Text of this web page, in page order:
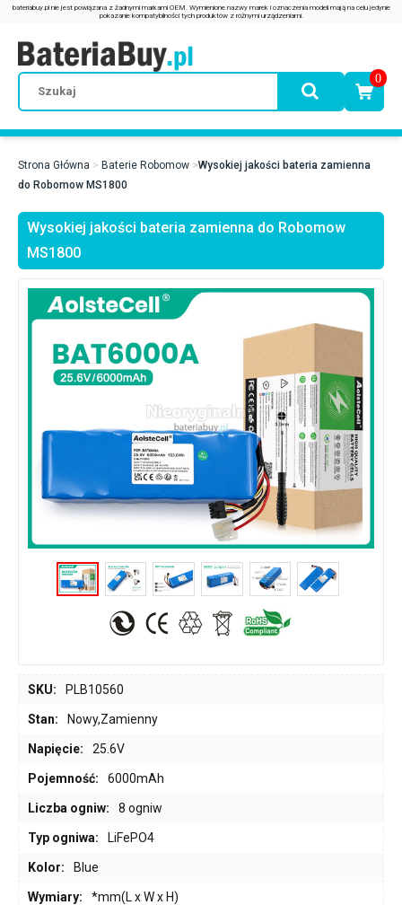
0
Strona Główna Baterie Robomow
Wysokiej jakości bateria zamienna
do Robomow MS1800
Wysokiej jakości bateria zamienna do Robomow
MS1800
SKU: PLB10560
Stan: Nowy,Zamienny
Napięcie: 25.6V
Pojemność: 6000mAh
Liczba ogniw: 8 ogniw
Typ ogniwa: LiFePO4
Kolor: Blue
Wymiary: *mm(L x W x H)